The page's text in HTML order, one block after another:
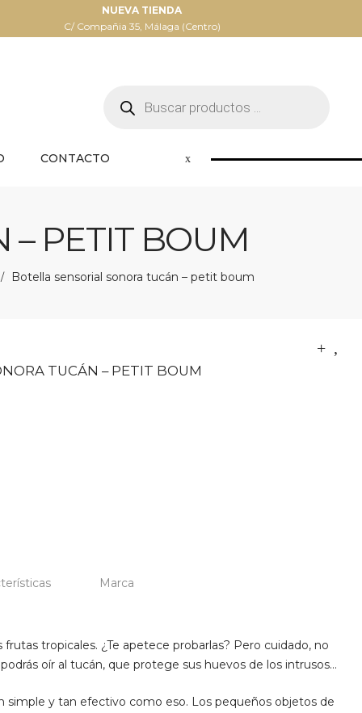
NUEVA TIENDA
C/ Compañia 35, Málaga (Centro)
productos
CONTACTO
– PETIT BOUM
/ Botella sensorial sonora tucán – petit boum
TUCÁN – PETIT BOUM
Marca
frutas tropicales. ¿Te apetece probarlas? Pero cuidado, no
oír al tucán, que protege sus huevos de los intrusos…
simple y tan efectivo como eso. Los pequeños objetos de